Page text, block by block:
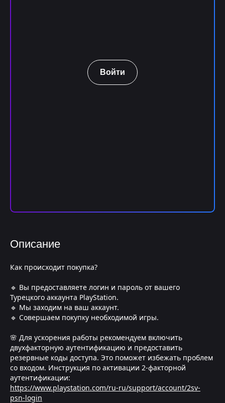
Войти
Описание
Как происходит покупка?
🔹 Вы предоставляете логин и пароль от вашего
Турецкого аккаунта PlayStation.
🔹 Мы заходим на ваш аккаунт.
🔹 Совершаем покупку необходимой игры.
🌸 Для ускорения работы рекомендуем включить
двухфакторную аутентификацию и предоставить
резервные коды доступа. Это поможет избежать проблем
со входом. Инструкция по активации 2-факторной
аутентификации:
https://www.playstation.com/ru-ru/support/account/2sv-
psn-login